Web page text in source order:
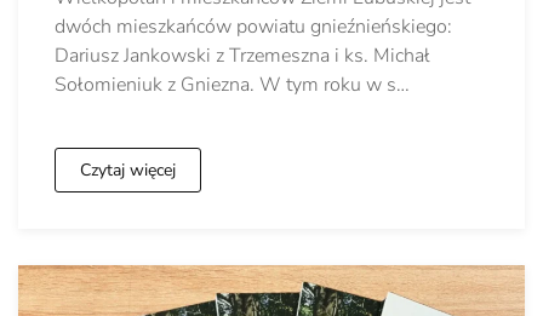
dwóch mieszkańców powiatu gnieźnieńskiego:
Dariusz Jankowski z Trzemeszna i ks. Michał
Sołomieniuk z Gniezna. W tym roku w s…
Czytaj więcej